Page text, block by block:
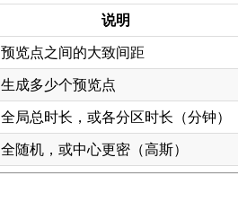
说明
预览点之间的大致间距
生成多少个预览点
全局总时长，或各分区时长（分钟）
全随机，或中心更密（高斯）